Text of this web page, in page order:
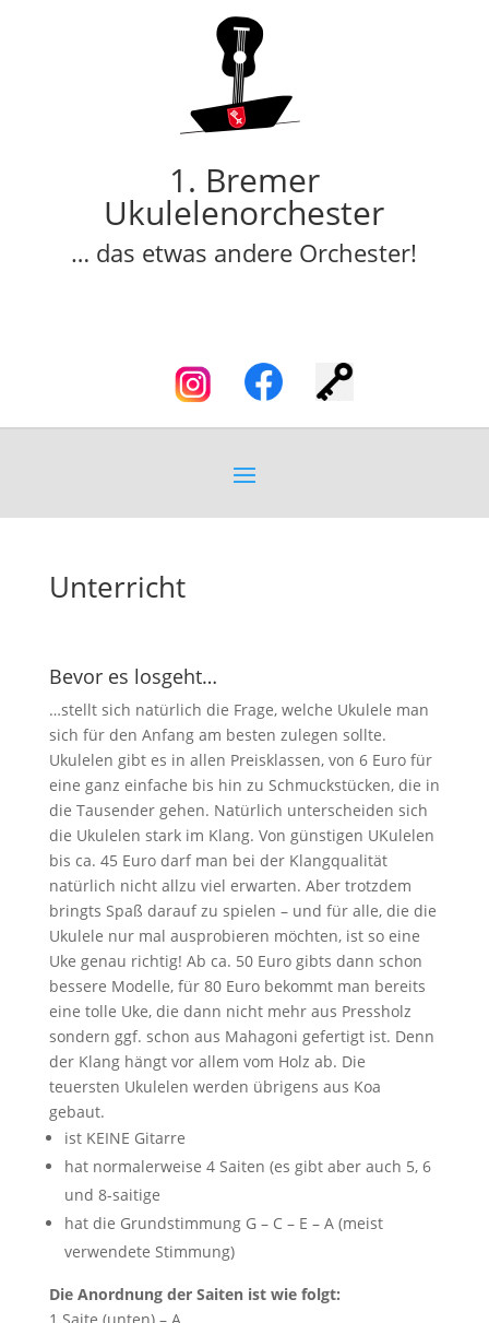
1. Bremer
Ukulelenorchester
… das etwas andere Orchester!
Unterricht
Bevor es losgeht…
…stellt sich natürlich die Frage, welche Ukulele man
sich für den Anfang am besten zulegen sollte.
Ukulelen gibt es in allen Preisklassen, von 6 Euro für
eine ganz einfache bis hin zu Schmuckstücken, die in
die Tausender gehen. Natürlich unterscheiden sich
die Ukulelen stark im Klang. Von günstigen UKulelen
bis ca. 45 Euro darf man bei der Klangqualität
natürlich nicht allzu viel erwarten. Aber trotzdem
bringts Spaß darauf zu spielen – und für alle, die die
Ukulele nur mal ausprobieren möchten, ist so eine
Uke genau richtig! Ab ca. 50 Euro gibts dann schon
bessere Modelle, für 80 Euro bekommt man bereits
eine tolle Uke, die dann nicht mehr aus Pressholz
sondern ggf. schon aus Mahagoni gefertigt ist. Denn
der Klang hängt vor allem vom Holz ab. Die
teuersten Ukulelen werden übrigens aus Koa
gebaut.
ist KEINE Gitarre
hat normalerweise 4 Saiten (es gibt aber auch 5, 6
und 8-saitige
hat die Grundstimmung G – C – E – A (meist
verwendete Stimmung)
Die Anordnung der Saiten ist wie folgt:
1.Saite (unten) – A